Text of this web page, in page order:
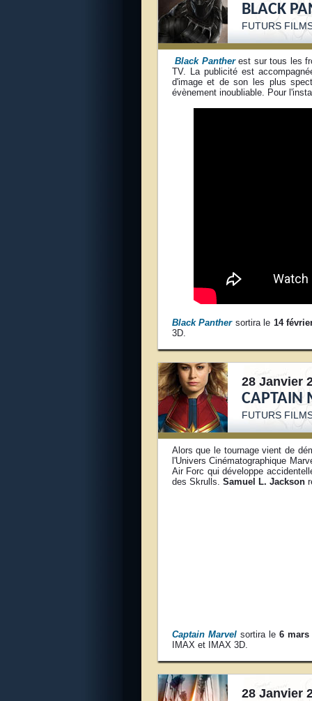
BLACK
FUTURS
Black Pantherest sur tous les
TV. La publicité est
d'image et de son les plus
évènement inoubliable. Pour
Black Panthersortira le 14
3D.
28 Janvier
CAPTAIN
FUTURS
Alors que le tournage vient de
l'Univers Cinématographique
Air Forc qui développe
des Skrulls. Samuel L. Jackson
Captain Marvelsortira le 6 mars
IMAX et IMAX 3D.
28 Janvier